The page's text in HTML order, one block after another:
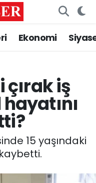
Ekonomi
çırak iş
15 yaşındaki
ve Fikstür